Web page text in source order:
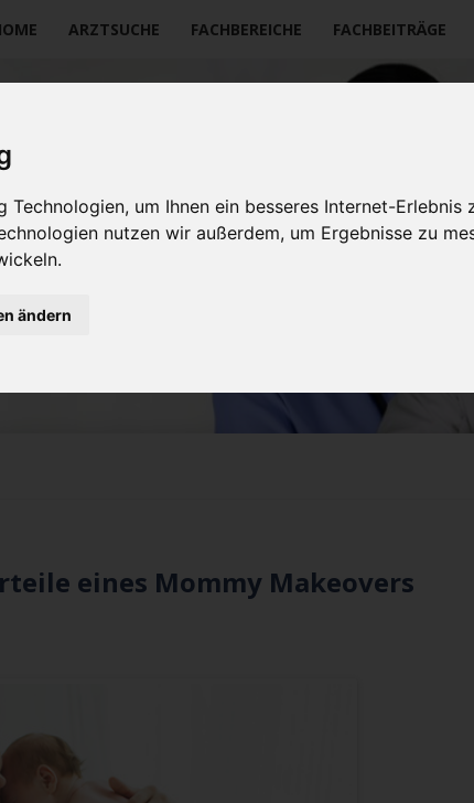
um Ihnen ein besseres Internet-Erlebnis
nutzen wir außerdem, um Ergebnisse zu
ändern
ARZTSUCHE FACHBEREICHE FACHBEITRÄGE
eines Mommy Makeovers